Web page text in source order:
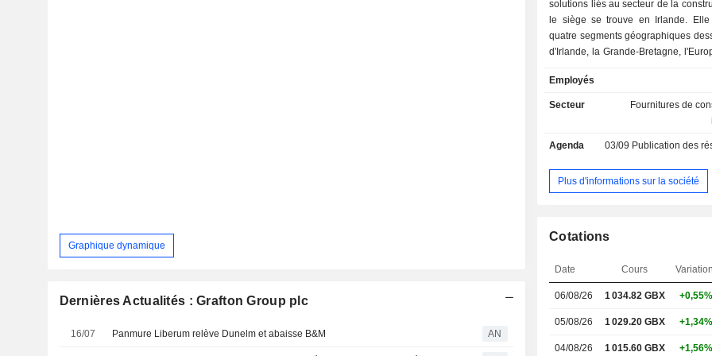
Graphique dynamique
Dernières Actualités : Grafton Group plc
16/07 Panmure Liberum relève Dunelm et abaisse B&M AN
solutions liés au secteur de la
le siège se trouve en Irlande. Elle
quatre segments géographiques
d'Irlande, la Grande-Bretagne,
d'origine, l'Irlande, la société exploite
une chaîne de magasins de
marques comprennent, pour
la Grande-Bretagne : Selco, Leyland
du Nord : Isero/Polvo (Pays-
(Finlande) ; et pour la péninsule
Irlande du Nord. StairBox est un
mesure. CPI EuroMix est
fabrication de mortier sec. IKH est un
protection individuelle, d’outils,
est un fournisseur sur commande
Employés
Secteur
Fournitures de
Agenda 03/09 Publication des résultats
Plus d'informations sur la société
Cotations
Date Cours Variation
06/08/26 1 034.82GBX +0,55%
05/08/26 1 029.20 GBX +1,34%
04/08/26 1 015.60 GBX +1,56%